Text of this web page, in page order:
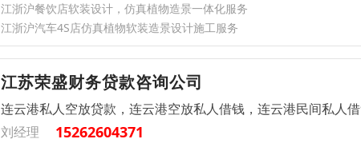
江浙沪餐饮店软装设计，仿真植物造景一体化服务
江浙沪汽车4S店仿真植物软装造景设计施工服务
江苏荣盛财务贷款咨询公司
连云港私人空放贷款，连云港空放私人借钱，连云港民间私人
刘经理
15262604371